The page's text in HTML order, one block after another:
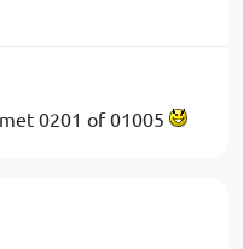
0201 of 01005